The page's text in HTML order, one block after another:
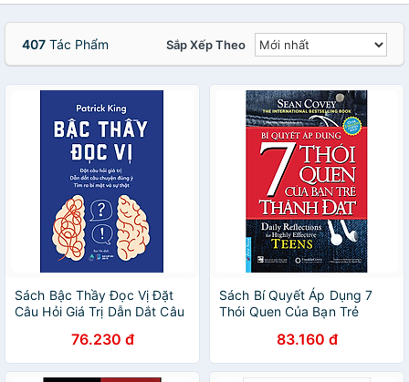
407 Tác Phẩm Sắp Xếp Theo
Sách Bậc Thầy Đọc Vị Đặt
Câu Hỏi Giá Trị Dẫn Dắt Câu
Mật Và Sự Thật
76.230 đ
Sách Bí Quyết Áp Dụng 7
Thói Quen Của Bạn Trẻ
Bản 2020)83.160 đ